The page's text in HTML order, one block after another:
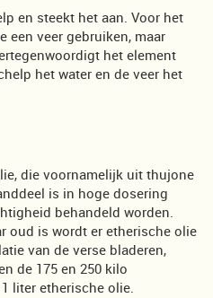
en steekt het aan. Voor het
een veer gebruiken, maar
het element
het water en de veer het
die voornamelijk uit thujone
is in hoge dosering
behandeld worden.
oud is wordt er etherische olie
van de verse bladeren,
de 175 en 250 kilo
liter etherische olie.